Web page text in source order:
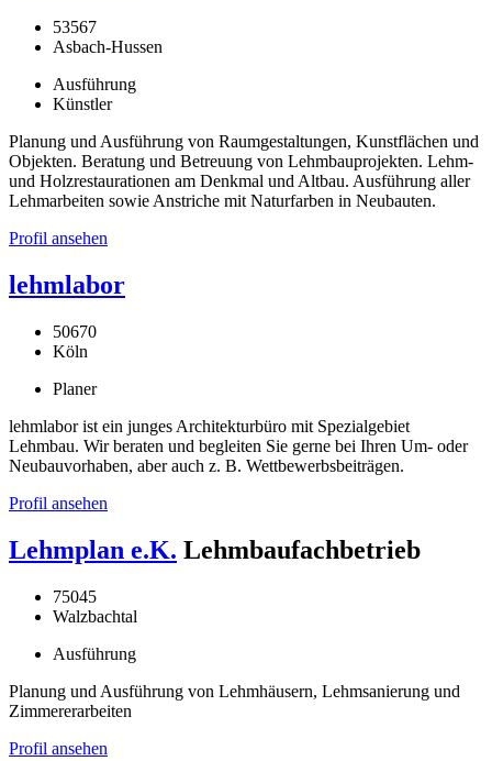
53567
Asbach-Hussen
Ausführung
Künstler
Planung und Ausführung von Raumgestaltungen, Kunstflächen und
Objekten. Beratung und Betreuung von Lehmbauprojekten. Lehm-
und Holzrestaurationen am Denkmal und Altbau. Ausführung aller
Lehmarbeiten sowie Anstriche mit Naturfarben in Neubauten.
Profil ansehen
lehmlabor
50670
Köln
Planer
lehmlabor ist ein junges Architekturbüro mit Spezialgebiet
Lehmbau. Wir beraten und begleiten Sie gerne bei Ihren Um- oder
Neubauvorhaben, aber auch z. B. Wettbewerbsbeiträgen.
Profil ansehen
Lehmplan e.K. Lehmbaufachbetrieb
75045
Walzbachtal
Ausführung
Planung und Ausführung von Lehmhäusern, Lehmsanierung und
Zimmererarbeiten
Profil ansehen